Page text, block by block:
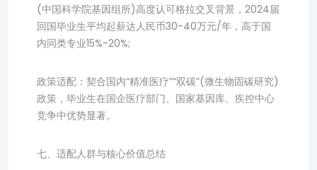
(中国科学院基因组所)高度认可格拉交叉背景，2024届
回国毕业生平均起薪达人民币30-40万元/年，高于国
内同类专业15%-20%;
政策适配：契合国内“精准医疗”“双碳”(微生物固碳研究)
政策，毕业生在国企医疗部门、国家基因库、疾控中心
竞争中优势显著。
七、适配人群与核心价值总结